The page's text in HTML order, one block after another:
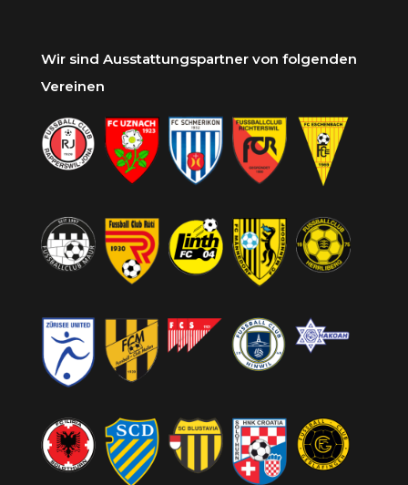
Wir sind Ausstattungspartner von folgenden
Vereinen